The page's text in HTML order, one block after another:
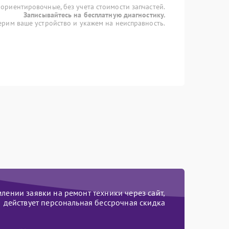
без учета стоимости запчастей.
Записывайтесь на бесплатную диагностику.
ваше устройство и укажем на неисправность.
заявки на ремонт техники через сайт,
действует персональная бессрочная скидка